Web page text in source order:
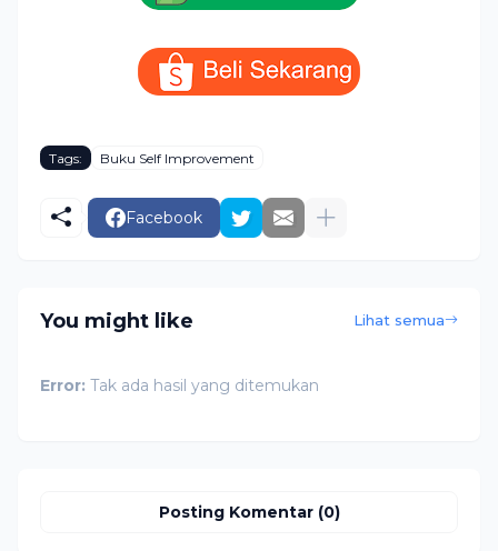
Tags: Buku Self Improvement
Facebook
You might like Lihat semua
Error: Tak ada hasil yang ditemukan
Posting Komentar (0)